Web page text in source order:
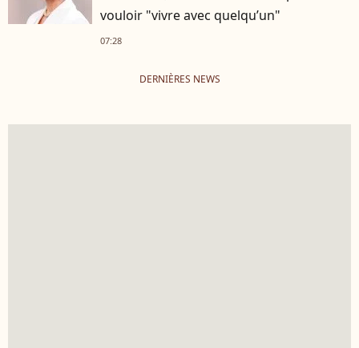
vouloir "vivre avec quelqu’un"
07:28
DERNIÈRES NEWS